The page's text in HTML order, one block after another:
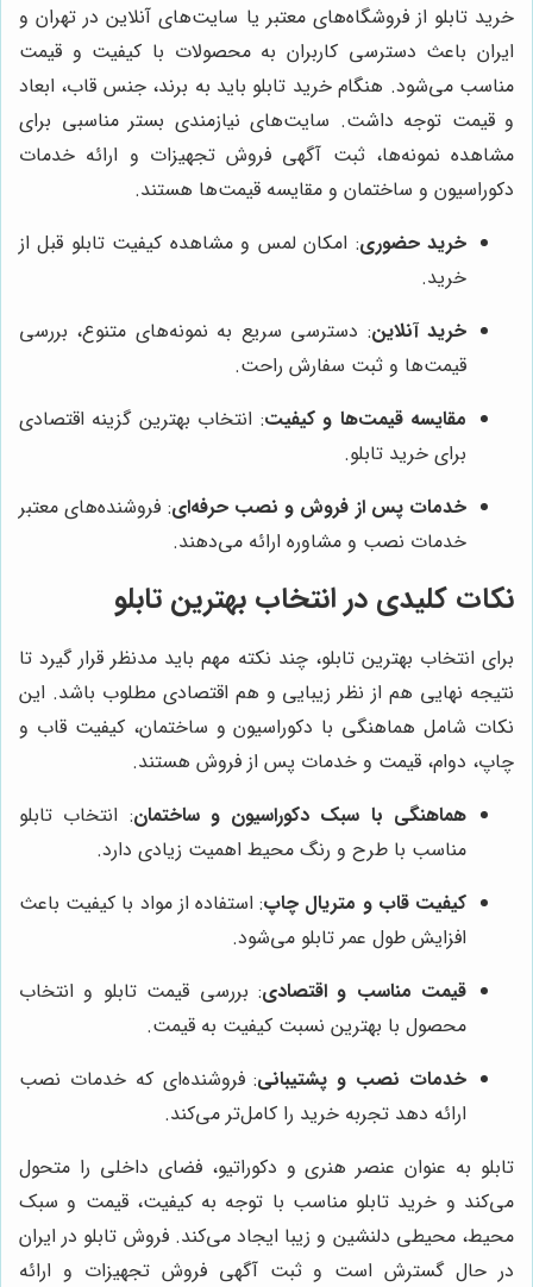
خرید تابلو از فروشگاه‌های معتبر یا سایت‌های آنلاین در تهران و
ایران باعث دسترسی کاربران به محصولات با کیفیت و قیمت
مناسب می‌شود. هنگام خرید تابلو باید به برند، جنس قاب، ابعاد
و قیمت توجه داشت. سایت‌های نیازمندی بستر مناسبی برای
مشاهده نمونه‌ها، ثبت آگهی فروش تجهیزات و ارائه خدمات
دکوراسیون و ساختمان و مقایسه قیمت‌ها هستند.
خرید حضوری: امکان لمس و مشاهده کیفیت تابلو قبل از
خرید.
خرید آنلاین: دسترسی سریع به نمونه‌های متنوع، بررسی
قیمت‌ها و ثبت سفارش راحت.
مقایسه قیمت‌ها و کیفیت: انتخاب بهترین گزینه اقتصادی
برای خرید تابلو.
خدمات پس از فروش و نصب حرفه‌ای: فروشنده‌های معتبر
خدمات نصب و مشاوره ارائه می‌دهند.
نکات کلیدی در انتخاب بهترین تابلو
برای انتخاب بهترین تابلو، چند نکته مهم باید مدنظر قرار گیرد تا
نتیجه نهایی هم از نظر زیبایی و هم اقتصادی مطلوب باشد. این
نکات شامل هماهنگی با دکوراسیون و ساختمان، کیفیت قاب و
چاپ، دوام، قیمت و خدمات پس از فروش هستند.
هماهنگی با سبک دکوراسیون و ساختمان: انتخاب تابلو
مناسب با طرح و رنگ محیط اهمیت زیادی دارد.
کیفیت قاب و متریال چاپ: استفاده از مواد با کیفیت باعث
افزایش طول عمر تابلو می‌شود.
قیمت مناسب و اقتصادی: بررسی قیمت تابلو و انتخاب
محصول با بهترین نسبت کیفیت به قیمت.
خدمات نصب و پشتیبانی: فروشنده‌ای که خدمات نصب
ارائه دهد تجربه خرید را کامل‌تر می‌کند.
تابلو به عنوان عنصر هنری و دکوراتیو، فضای داخلی را متحول
می‌کند و خرید تابلو مناسب با توجه به کیفیت، قیمت و سبک
محیط، محیطی دلنشین و زیبا ایجاد می‌کند. فروش تابلو در ایران
در حال گسترش است و ثبت آگهی فروش تجهیزات و ارائه